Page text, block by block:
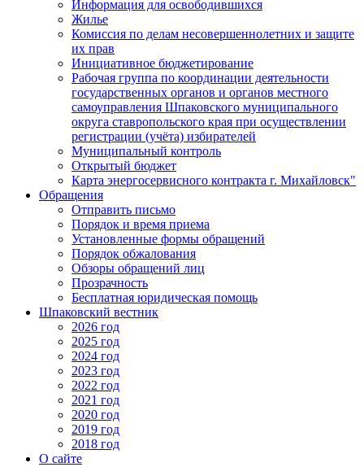
Информация для освободившихся
Жилье
Комиссия по делам несовершеннолетних и защите
их прав
Инициативное бюджетирование
Рабочая группа по координации деятельности
государственных органов и органов местного
самоуправления Шпаковского муниципального
округа ставропольского края при осуществлении
регистрации (учёта) избирателей
Муниципальный контроль
Открытый бюджет
Карта энергосервисного контракта г. Михайловск"
Обращения
Отправить письмо
Порядок и время приема
Установленные формы обращений
Порядок обжалования
Обзоры обращений лиц
Прозрачность
Бесплатная юридическая помощь
Шпаковский вестник
2026 год
2025 год
2024 год
2023 год
2022 год
2021 год
2020 год
2019 год
2018 год
О сайте